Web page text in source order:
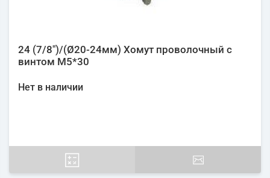
24 (7/8")/(Ø20-24мм) Хомут проволочный с
винтом М5*30
Нет в наличии